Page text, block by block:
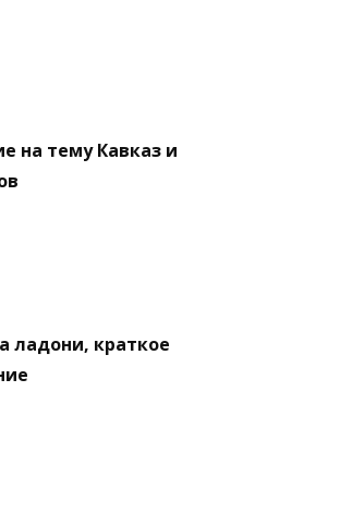
на тему Кавказ и
ладони, краткое